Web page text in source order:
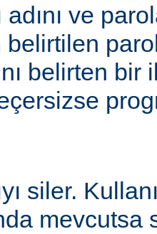
adını ve
belirtilen
belirten
siler.
mevcutsa